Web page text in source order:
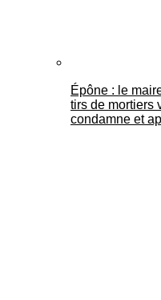
Épône : le
tirs de mortiers
condamne et